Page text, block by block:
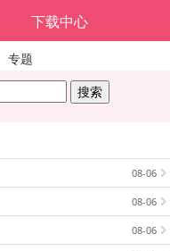
下载中心
专题
08-06
08-06
08-06